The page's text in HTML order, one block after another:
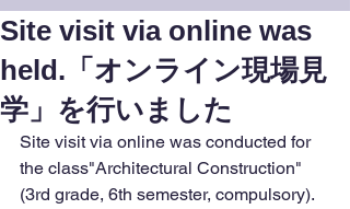
Site visit via online was
held.「オンライン現場見
学」を行いました
Site visit via online was conducted for
the class"Architectural Construction"
(3rd grade, 6th semester, compulsory).